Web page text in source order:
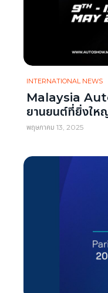
INTERNATIONAL NEWS
Malaysia
ยานยนต์ที่ยิ่งให
พฤษภาคม 13, 2025